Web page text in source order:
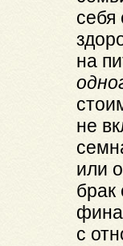
себя
на
не
или
брак
с